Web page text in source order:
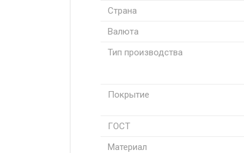
Страна
Валюта
Тип производства
Покрытие
ГОСТ
Материал